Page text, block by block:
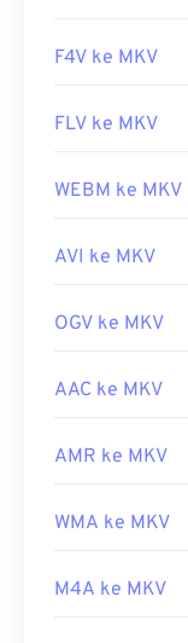
https://
F4V ke MKV
FLV ke MKV
WEBM ke MKV
AVI ke MKV
OGV ke MKV
AAC ke MKV
AMR ke MKV
WMA ke MKV
M4A ke MKV